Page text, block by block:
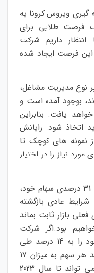
گیری ویروس کرونا یه
فرصت طلایی برای
داریم شرکت
این فرصت ایجاد شده
نوع مدیریت مشاغل،
بوجود آمده است و
یافت. بنابراین
اتخاذ شود. رایانش
نمونه های کوچک تا
نیاز را در اختیار
کمپانی مایکروسافت پس از ریزش 31 درصدی سهام خود،
عادی بازگشته
بازار ثابت بماند
بود.اگر شرکت
مایکروسافت بتواند رشد درآمد خود را به 14 درصد طی
چند سال آینده برساند، شاهد رشد هر سهم به میزان 17
درصد خواهیم بود. این موضوع می تواند تا سال 2023